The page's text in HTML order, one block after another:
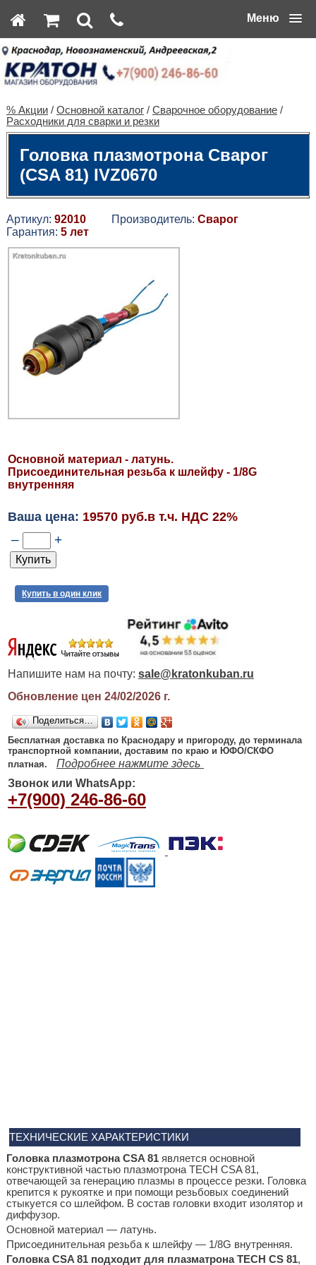
Меню
% Акции/ Основной каталог/ Сварочное оборудование/
Расходники для сварки и резки
Головка плазмотрона Сварог
(CSA 81) IVZ0670
Артикул: 92010Производитель: Сварог
Гарантия: 5 лет
Основной материал - латунь.
Присоединительная резьба к шлейфу - 1/8G
внутренняя
Ваша цена: 19570 руб.в т.ч. НДС 22%
– +
Купить в один клик
Напишите нам на почту: sale@kratonkuban.ru
Обновление цен 24/02/2026г.
Поделиться…
Бесплатная доставка по Краснодару и пригороду, до терминала
транспортной компании, доставим по краю и ЮФО/СКФО
платная.
Подробнее нажмите здесь
Звонок или WhatsApp:
+7(900) 246-86-60
ТЕХНИЧЕСКИЕ ХАРАКТЕРИСТИКИ
Головка плазмотрона CSA 81является основной
конструктивной частью плазмотрона TECH CSA 81,
отвечающей за генерацию плазмы в процессе резки. Головка
крепится к рукоятке и при помощи резьбовых соединений
стыкуется со шлейфом. В состав головки входит изолятор и
диффузор.
Основной материал — латунь.
Присоединительная резьба к шлейфу — 1/8G внутренняя.
Головка CSA 81 подходит для плазматрона TECH CS 81,